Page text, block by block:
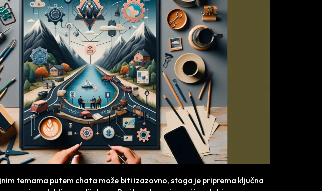
temama putem chata može biti izazovno, stoga je priprema ključna